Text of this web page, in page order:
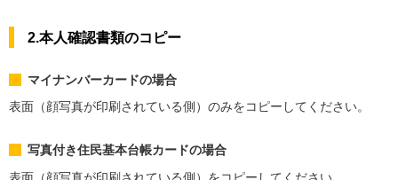
2.本人確認書類のコピー
マイナンバーカードの場合
表面（顔写真が印刷されている側）のみをコピーしてください。
写真付き住民基本台帳カードの場合
表面（顔写真が印刷されている側）をコピーしてください。